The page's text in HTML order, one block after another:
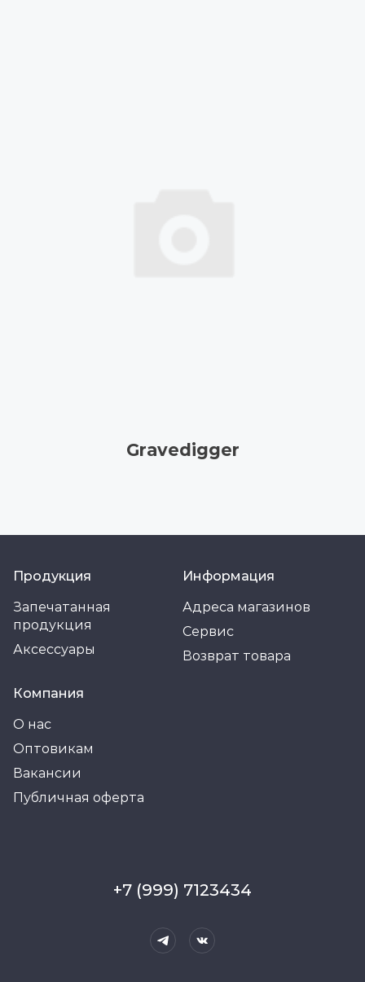
Gravedigger
Продукция
Запечатанная
продукция
Аксессуары
Информация
Адреса магазинов
Сервис
Возврат товара
Компания
О нас
Оптовикам
Вакансии
Публичная оферта
+7 (999) 7123434